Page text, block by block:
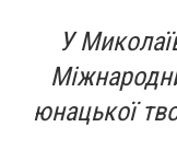
У
юнацької